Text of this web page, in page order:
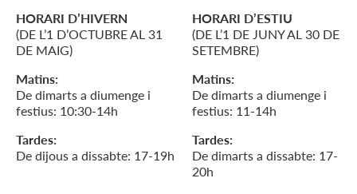
HORARI D’HIVERN
(DE L’1 D’OCTUBRE AL 31
DE MAIG)
Matins:
De dimarts a diumenge i
festius: 10:30-14h
Tardes:
De dijous a dissabte: 17-19h
HORARI D’ESTIU
(DE L’1 DE JUNY AL 30 DE
SETEMBRE)
Matins:
De dimarts a diumenge i
festius: 11-14h
Tardes:
De dimarts a dissabte: 17-
20h